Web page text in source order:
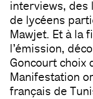
interviews, des
de lycéens
Mawjet. Et à la
l’émission,
Goncourt choix
Manifestation
français de